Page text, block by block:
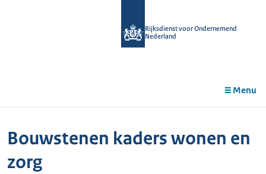
Rijksdienst voor Ondernemend
Nederland
Menu
Bouwstenen kaders wonen en
zorg